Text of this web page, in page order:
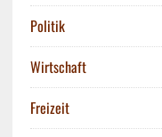
Politik
Wirtschaft
Freizeit